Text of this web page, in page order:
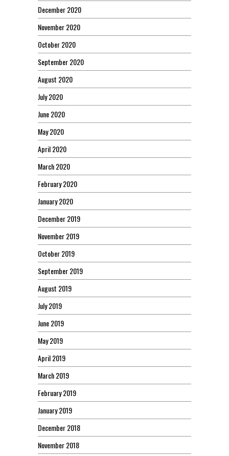
December 2020
November 2020
October 2020
September 2020
August 2020
July 2020
June 2020
May 2020
April 2020
March 2020
February 2020
January 2020
December 2019
November 2019
October 2019
September 2019
August 2019
July 2019
June 2019
May 2019
April 2019
March 2019
February 2019
January 2019
December 2018
November 2018